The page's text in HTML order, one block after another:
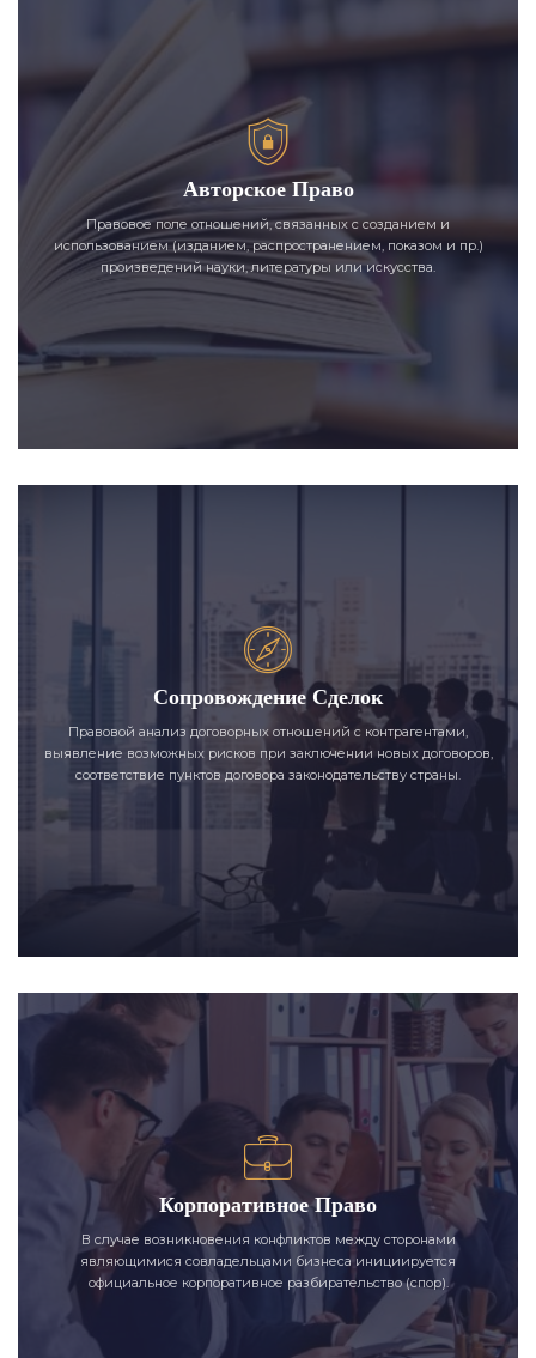
Авторское Право
Правовое поле отношений, связанных с созданием и
использованием (изданием, распространением, показом и пр.)
произведений науки, литературы или искусства.
Сопровождение Сделок
Правовой анализ договорных отношений с контрагентами,
выявление возможных рисков при заключении новых договоров,
соответствие пунктов договора законодательству страны.
Корпоративное Право
В случае возникновения конфликтов между сторонами
являющимися совладельцами бизнеса инициируется
официальное корпоративное разбирательство (спор).